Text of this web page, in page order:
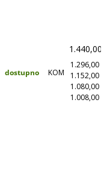
dostupno KOM
1.440,00
1.296,00
1.152,00
1.080,00
1.008,00